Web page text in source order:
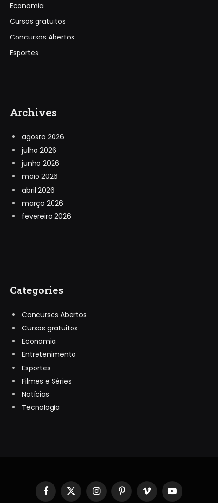
Economia
Cursos gratuitos
Concursos Abertos
Esportes
Archives
agosto 2026
julho 2026
junho 2026
maio 2026
abril 2026
março 2026
fevereiro 2026
Categories
Concursos Abertos
Cursos gratuitos
Economia
Entretenimento
Esportes
Filmes e Séries
Notícias
Tecnologia
Facebook
X
InstagramPinterestVimeo YouTube